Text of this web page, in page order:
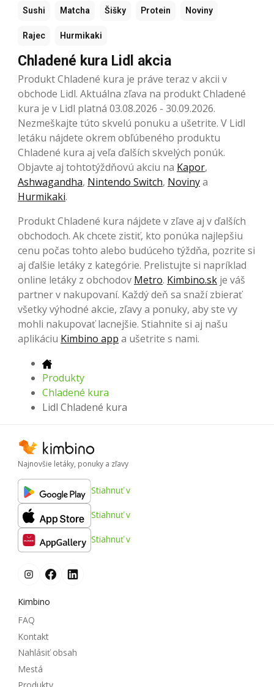
Sushi Matcha Šišky Protein Noviny
Rajec Hurmikaki
Chladené kura Lidl akcia
Produkt Chladené kura je práve teraz v akcii v
obchode Lidl. Aktuálna zľava na produkt Chladené
kura je v Lidl platná 03.08.2026 - 30.09.2026.
Nezmeškajte túto skvelú ponuku a ušetrite. V Lidl
letáku nájdete okrem obľúbeného produktu
Chladené kura aj veľa ďalších skvelých ponúk.
Objavte aj tohtotýždňovú akciu na Kapor,
Ashwagandha, Nintendo Switch, Novinya
Hurmikaki.
Produkt Chladené kura nájdete v zľave aj v ďalších
obchodoch. Ak chcete zistiť, kto ponúka najlepšiu
cenu počas tohto alebo budúceho týždňa, pozrite si
aj ďalšie letáky z kategórie. Prelistujte si napríklad
online letáky z obchodov Metro. Kimbino.sk je váš
partner v nakupovaní. Každý deň sa snaží zbierať
všetky výhodné akcie, zľavy a ponuky, aby ste vy
mohli nakupovať lacnejšie. Stiahnite si aj našu
aplikáciu Kimbino app a ušetrite s nami.
Produkty
Chladené kura
Lidl Chladené kura
Najnovšie letáky, ponuky a zľavy
Stiahnuť v
Stiahnuť v
Stiahnuť v
Kimbino
FAQ
Kontakt
Nahlásiť obsah
Mestá